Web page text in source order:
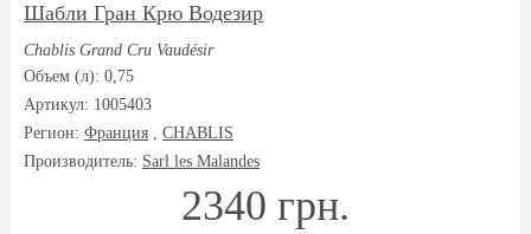
Шабли Гран Крю Водезир
Chablis Grand Cru Vaudésir
Объем (л): 0,75
Артикул: 1005403
Регион: Франция , CHABLIS
Производитель: Sarl les Malandes
2340 грн.